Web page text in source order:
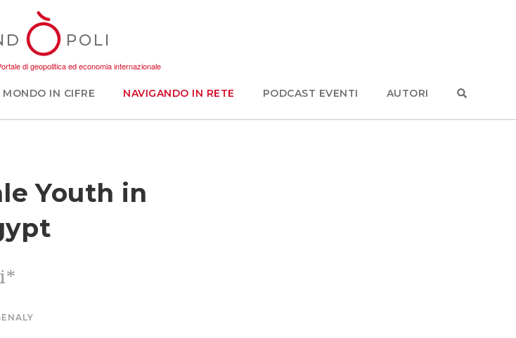
POLI
di geopolitica ed economia internazionale
MONDO IN CIFRE NAVIGANDO IN RETE PODCAST EVENTI AUTORI
Youth in